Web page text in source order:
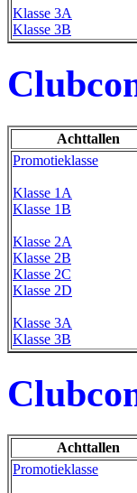
Klasse 3A
Klasse 3B
Achttallen
Promotieklasse
Klasse 1A
Klasse 1B
Klasse 2A
Klasse 2B
Klasse 2C
Klasse 2D
Klasse 3A
Klasse 3B
Achttallen
Promotieklasse